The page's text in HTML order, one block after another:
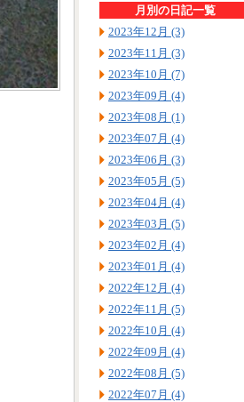
月別の日記一覧
2023年12月 (3)
2023年11月 (3)
2023年10月 (7)
2023年09月 (4)
2023年08月 (1)
2023年07月 (4)
2023年06月 (3)
2023年05月 (5)
2023年04月 (4)
2023年03月 (5)
2023年02月 (4)
2023年01月 (4)
2022年12月 (4)
2022年11月 (5)
2022年10月 (4)
2022年09月 (4)
2022年08月 (5)
2022年07月 (4)